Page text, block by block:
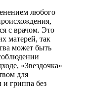
любого
с врачом. Это
матерей, так
может быть
«Звездочка»
для
и гриппа без